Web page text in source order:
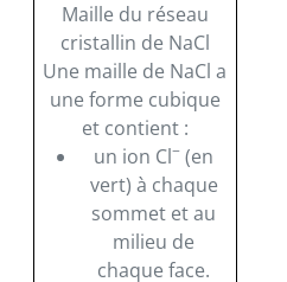
Maille du réseau
cristallin de NaCl
Une maille de NaCl a
une forme cubique
et contient :
un ion Cl− (en
vert) à chaque
sommet et au
milieu de
chaque face.